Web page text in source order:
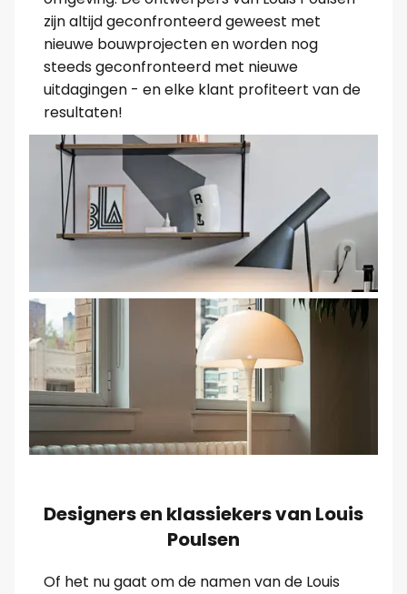
zijn altijd geconfronteerd geweest met
nieuwe bouwprojecten en worden nog
steeds geconfronteerd met nieuwe
uitdagingen - en elke klant profiteert van de
resultaten!
Designers en klassiekers van Louis
Poulsen
Of het nu gaat om de namen van de Louis